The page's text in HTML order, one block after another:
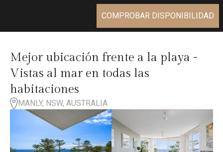
COMPROBAR DISPONIBILIDAD
Mejor ubicación frente a la playa -
Vistas al mar en todas las
habitaciones
MANLY, NSW, AUSTRALIA